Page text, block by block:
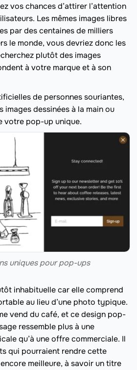
vos chances d’attirer l’attention
Les mêmes images libres
par des centaines de milliers
le monde, vous devriez donc les
plutôt des images
à votre marque et à son
de personnes souriantes,
images dessinées à la main ou
votre pop-up unique.
uniques pour pop-ups
inhabituelle car elle comprend
au lieu d’une photo typique.
vend du café, et ce design pop-
ressemble plus à une
qu’à une offre commerciale. Il
qui pourraient rendre cette
meilleure, à savoir un titre